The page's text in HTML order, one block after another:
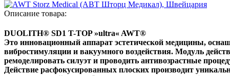
Описание товара:
DUOLITH® SD1 T-TOP »ultra« AWT®
Это инновационный аппарат эстетической медицины,
вибростимуляции и вакуумного воздействия. Модуль
ремоделировать силуэт и проводить антивозрастные
Действие расфокусированных плоских производит